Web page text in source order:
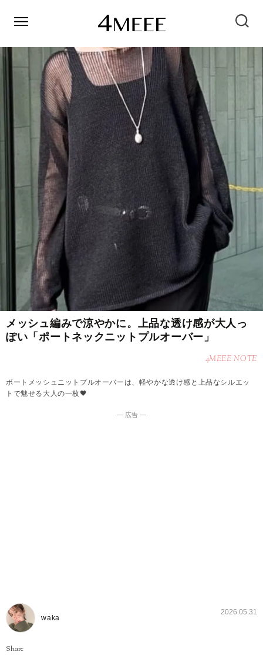
メッシュ編みで涼やかに。上品な透け感が大人っ
ぽい「ポートネックニットプルオーバー」
4MEEE NOTE
ボートメッシュニットプルオーバーは、軽やかな透け感と上品なシルエッ
トで魅せる大人の一枚🖤
― 広告 ―
waka
2026.05.31
Share